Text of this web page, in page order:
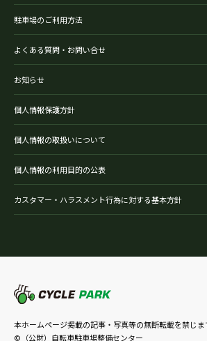
駐車場のご利用方法
よくある質問・お問い合せ
お知らせ
個人情報保護方針
個人情報の取扱いについて
個人情報の利用目的の公表
カスタマー・ハラスメント行為に対する基本方針
本ホームページ掲載の記事・写真等の無断転載を禁じま
©（公財）自転車駐車場整備センター